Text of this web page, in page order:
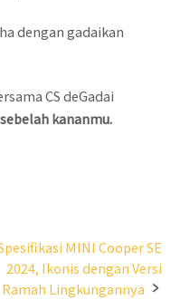
dengan gadaikan
CS deGadai
kananmu.
MINI Cooper SE
2024, Ikonis dengan Versi
Ramah Lingkungannya